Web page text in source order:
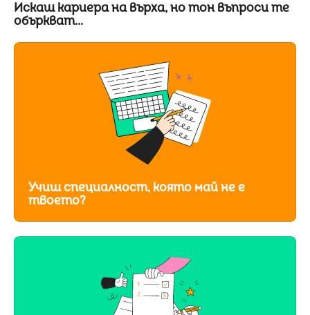
Искаш кариера на върха, но тон въпроси те
объркват...
Учиш специалност, която май не е
твоето?